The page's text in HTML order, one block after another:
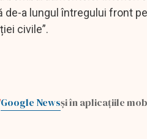
a lungul întregului front
civile”.
Google Newsși în aplicațiile